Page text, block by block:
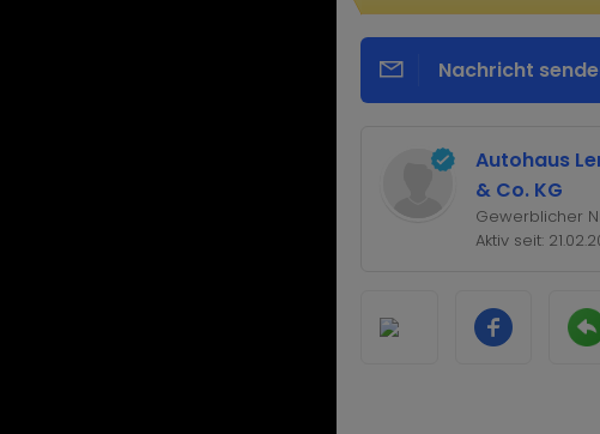
Nachricht
Autohaus
& Co. KG
Gewerblicher
Aktiv seit: